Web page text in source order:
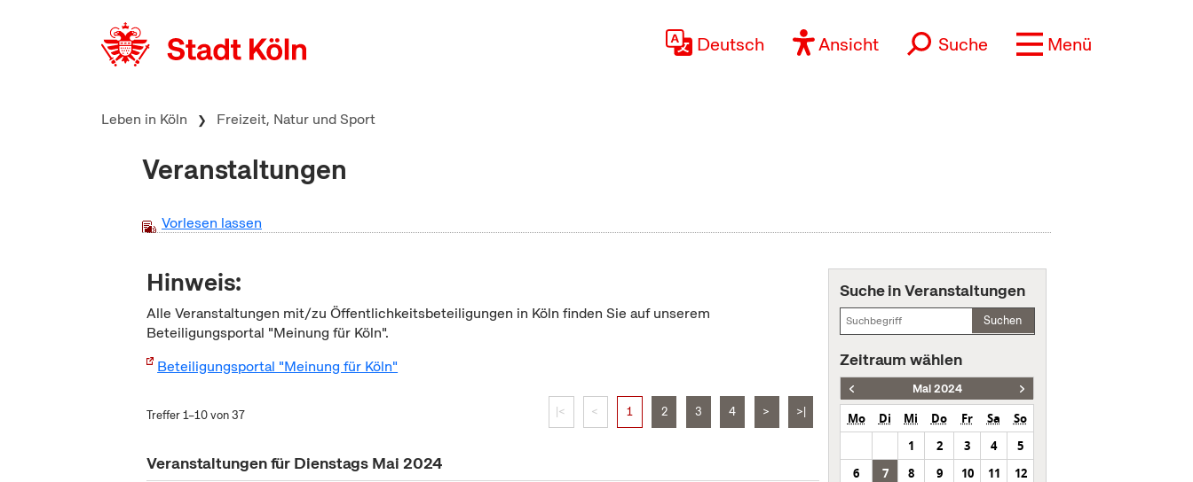
Deutsch Ansicht Suche Menü
Leben in Köln Freizeit, Natur und Sport
Veranstaltungen
Vorlesen lassen
Hinweis:
Alle Veranstaltungen mit/zu Öffentlichkeitsbeteiligungen in Köln finden Sie auf unserem
Beteiligungsportal "Meinung für Köln".
Beteiligungsportal "Meinung für Köln"
Treffer 1–10 von 37 |< < 1 2 3 4 > >|
Veranstaltungen für Dienstags Mai 2024
Suche in Veranstaltungen
Suchen
Zeitraum wählen
Mai 2024
Mo Di Mi Do Fr Sa
So
1
2 3 4
5
6
7 8 9 10 11
12